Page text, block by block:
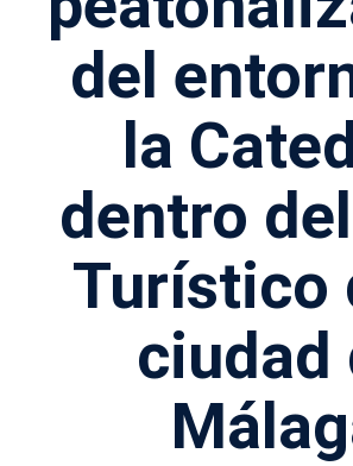
del
la
dentro
Turístico
ciudad